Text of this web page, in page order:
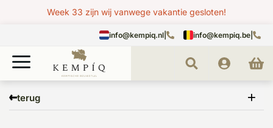
Week 33 zijn wij vanwege vakantie gesloten!
info@kempiq.nl info@kempiq.be
terug
TDN